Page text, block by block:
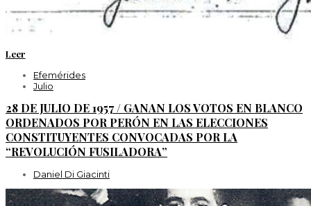
Leer
Efemérides
Julio
28 DE JULIO DE 1957 / GANAN LOS VOTOS EN BLANCO
ORDENADOS POR PERÓN EN LAS ELECCIONES
CONSTITUYENTES CONVOCADAS POR LA
“REVOLUCIÓN FUSILADORA”
Daniel Di Giacinti